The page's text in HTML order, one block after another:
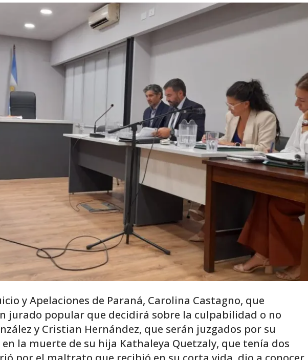
y Apelaciones de Paraná, Carolina Castagno, que
jurado popular que decidirá sobre la culpabilidad o no
y Cristian Hernández, que serán juzgados por su
la muerte de su hija Kathaleya Quetzaly, que tenía dos